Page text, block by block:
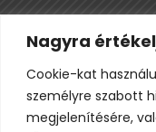
Nagyra
Cookie-kat
személyre szabott
megjelenítésére,
Eltűnt egy 21
látták utoljára
Visszarepít az
a völgyben